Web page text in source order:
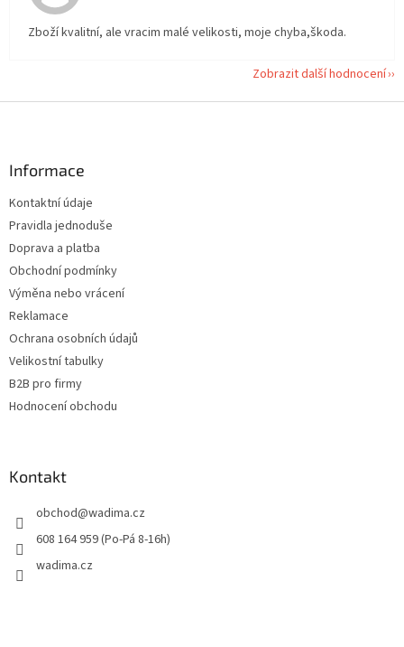
Zboží kvalitní, ale vracim malé velikosti, moje chyba,škoda.
Zobrazit další hodnocení
Informace
Kontaktní údaje
Pravidla jednoduše
Doprava a platba
Obchodní podmínky
Výměna nebo vrácení
Reklamace
Ochrana osobních údajů
Velikostní tabulky
B2B pro firmy
Hodnocení obchodu
Kontakt
obchod@wadima.cz
608 164 959 (Po-Pá 8-16h)
wadima.cz